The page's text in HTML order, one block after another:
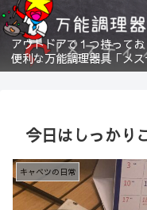
アウトドアで１つ持ってお
便利な万能調理器具「メス
ン」＃登山＃BBQ
今日はしっかり
キャベツの日常